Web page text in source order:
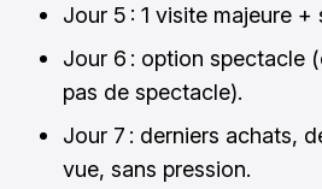
Jour 5 : 1 visite majeure +
Jour 6 : option spectacle
pas de spectacle).
Jour 7 : derniers achats,
vue, sans pression.